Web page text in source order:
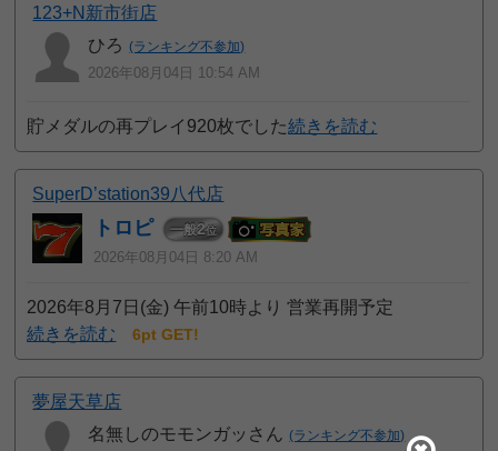
123+N新市街店
ひろ (ランキング不参加)
2026年08月04日 10:54 AM
貯メダルの再プレイ920枚でした続きを読む
SuperD’station39八代店
トロピ 一般2位
2026年08月04日 8:20 AM
2026年8月7日(金) 午前10時より 営業再開予定
続きを読む
6pt GET!
夢屋天草店
名無しのモモンガッさん (ランキング不参加)